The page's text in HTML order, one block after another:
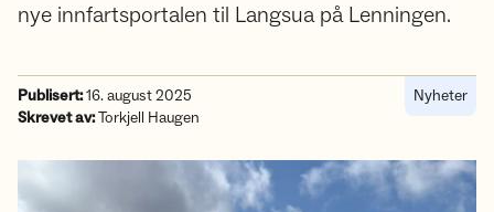
nye innfartsportalen til Langsua på Lenningen.
Publisert:16. august 2025
Skrevet av:Torkjell Haugen
Nyheter